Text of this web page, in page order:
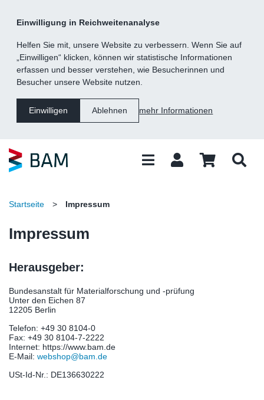
Einwilligung in Reichweitenanalyse
Helfen Sie mit, unsere Website zu verbessern. Wenn Sie auf
„Einwilligen“ klicken, können wir statistische Informationen
erfassen und besser verstehen, wie Besucherinnen und
Besucher unsere Website nutzen.
Einwilligen Ablehnen mehr Informationen
Suche
Inhalt
Kategorie
Fußzeile
Startseite > Impressum
Impressum
Herausgeber:
Bundesanstalt für Materialforschung und -prüfung
Unter den Eichen 87
12205 Berlin
Telefon: +49 30 8104-0
Fax: +49 30 8104-7-2222
Internet: https://www.bam.de
E-Mail: webshop@bam.de
USt-Id-Nr.: DE136630222